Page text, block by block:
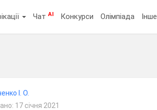
ЧатAI Конкурси Олімпіада Інше
І. О.
17 січня 2021